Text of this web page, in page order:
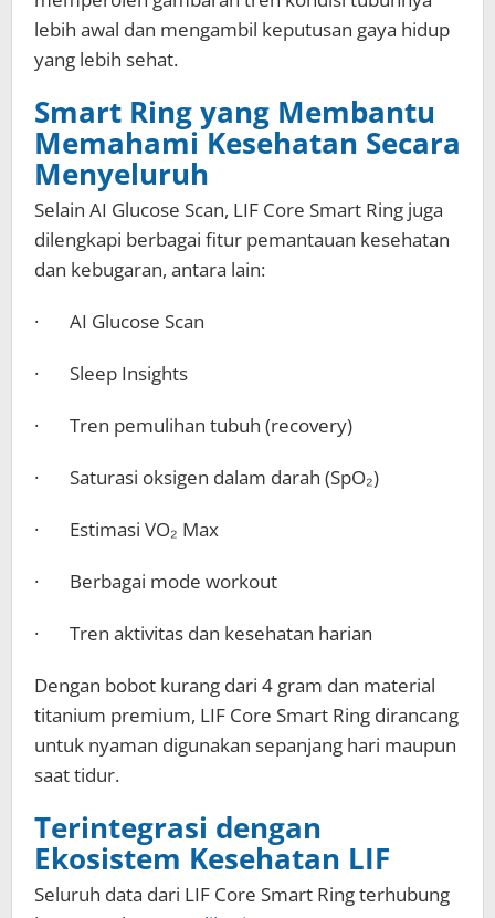
lebih awal dan mengambil keputusan gaya hidup
yang lebih sehat.
Smart Ring yang Membantu
Memahami Kesehatan Secara
Menyeluruh
Selain AI Glucose Scan, LIF Core Smart Ring juga
dilengkapi berbagai fitur pemantauan kesehatan
dan kebugaran, antara lain:
· AI Glucose Scan
· Sleep Insights
· Tren pemulihan tubuh (recovery)
· Saturasi oksigen dalam darah (SpO₂)
· Estimasi VO₂ Max
· Berbagai mode workout
· Tren aktivitas dan kesehatan harian
Dengan bobot kurang dari 4 gram dan material
titanium premium, LIF Core Smart Ring dirancang
untuk nyaman digunakan sepanjang hari maupun
saat tidur.
Terintegrasi dengan
Ekosistem Kesehatan LIF
Seluruh data dari LIF Core Smart Ring terhubung